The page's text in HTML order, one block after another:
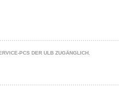
PCS DER ULB ZUGÄNGLICH.